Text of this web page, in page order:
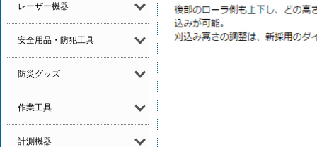
レーザー機器
安全用品・防犯工具
防災グッズ
作業工具
計測機器